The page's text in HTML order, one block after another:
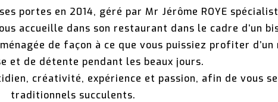
portes en 2014, géré par Mr Jérôme ROYE
accueille dans son restaurant dans le cadre d’un
de façon à ce que vous puissiez profiter d’un
et de détente pendant les beaux jours.
créativité, expérience et passion, afin de vous
traditionnels succulents.